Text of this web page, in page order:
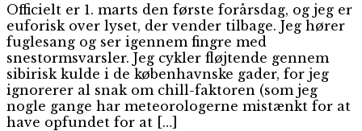
Officielt er 1. marts den første forårsdag, og jeg er
euforisk over lyset, der vender tilbage. Jeg hører
fuglesang og ser igennem fingre med
snestormsvarsler. Jeg cykler fløjtende gennem
sibirisk kulde i de københavnske gader, for jeg
ignorerer al snak om chill-faktoren (som jeg
nogle gange har meteorologerne mistænkt for at
have opfundet for at […]